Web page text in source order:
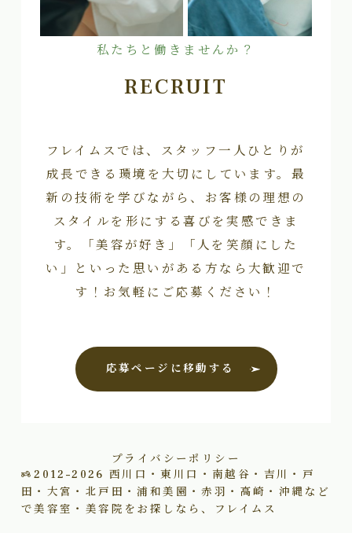
私たちと働きませんか？
RECRUIT
フレイムスでは、スタッフ一人ひとりが
成長できる環境を大切にしています。最
新の技術を学びながら、お客様の理想の
スタイルを形にする喜びを実感できま
す。「美容が好き」「人を笑顔にした
い」といった思いがある方なら大歓迎で
す！お気軽にご応募ください！
応募ページに移動する
プライバシーポリシー
2012–2026 西川口・東川口・南越谷・吉川・戸
田・大宮・北戸田・浦和美園・赤羽・高崎・沖縄など
で美容室・美容院をお探しなら、フレイムス